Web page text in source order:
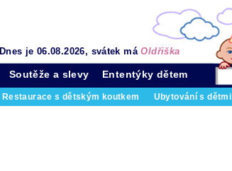
Dnes je 06.08.2026, svátek máOldřiška
Restaurace s dětským koutkem Ubytování s dětmi
Soutěže a slevy Ententýky dětem